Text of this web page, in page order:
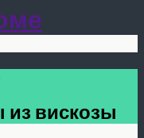
из вискозы